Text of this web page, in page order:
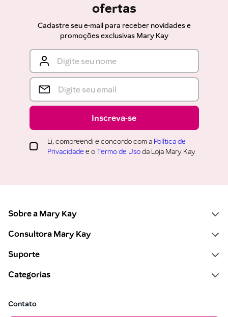
ofertas
Cadastre seu e-mail para receber novidades e
promoções exclusivas Mary Kay
Inscreva-se
Li, compreendi e concordo com a Política de
Privacidade e oTermo de Usoda Loja Mary Kay
Sobre a Mary Kay
Consultora Mary Kay
Suporte
Categorias
Contato